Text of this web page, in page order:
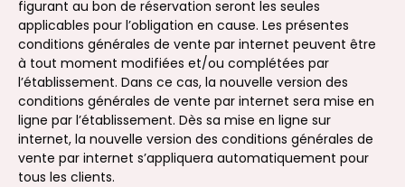
figurant au bon de réservation seront les seules
applicables pour l’obligation en cause. Les présentes
conditions générales de vente par internet peuvent être
à tout moment modifiées et/ou complétées par
l’établissement. Dans ce cas, la nouvelle version des
conditions générales de vente par internet sera mise en
ligne par l’établissement. Dès sa mise en ligne sur
internet, la nouvelle version des conditions générales de
vente par internet s’appliquera automatiquement pour
tous les clients.